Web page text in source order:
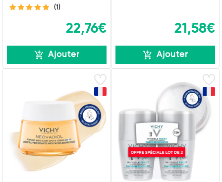
(1)
22,76€
Ajouter
21,58€
Ajouter